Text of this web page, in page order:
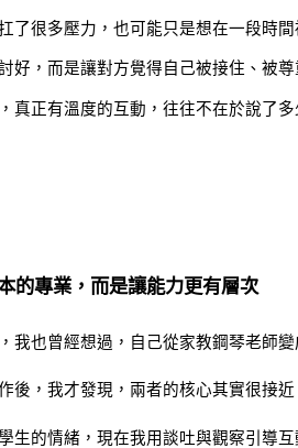
了很多壓力，也可能只是想在一段時
好，而是讓對方覺得自己被接住、被尊
真正有溫度的互動，往往不在於說了
的專業，而是讓能力更有層次
我也曾經想過，自己從家教鋼琴老師
後，我才發現，兩者的核心其實很接近
生的情緒，現在我用談吐與觀察引導互